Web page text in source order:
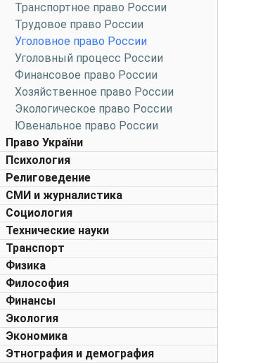
Транспортное право России
Трудовое право России
Уголовное право России
Уголовный процесс России
Финансовое право России
Хозяйственное право России
Экологическое право России
Ювенальное право России
Право України
Психология
Религоведение
СМИ и журналистика
Социология
Технические науки
Транспорт
Физика
Философия
Финансы
Экология
Экономика
Этнография и демография